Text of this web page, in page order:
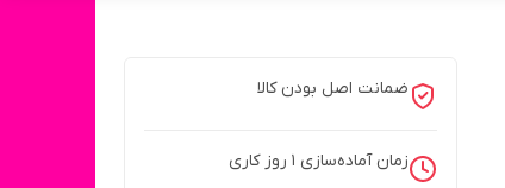
ضمانت اصل بودن کالا
زمان آماده‌سازی 1 روز کاری